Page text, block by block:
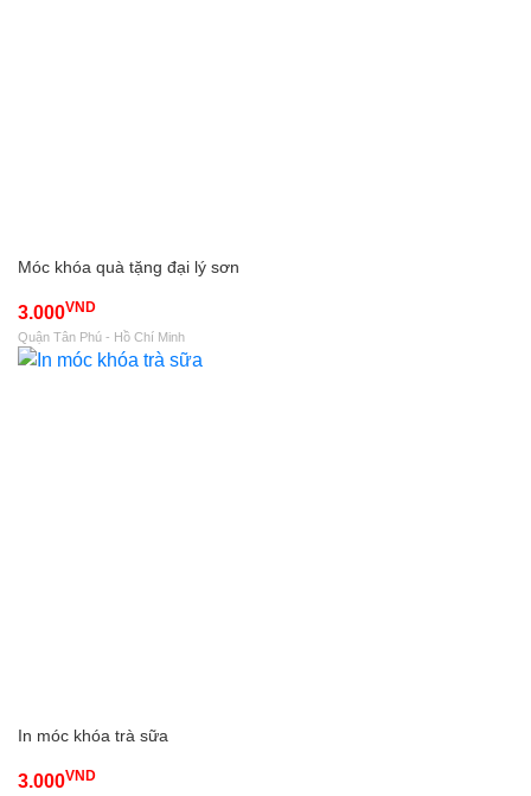
Móc khóa quà tặng đại lý sơn
3.000VND
Quận Tân Phú - Hồ Chí Minh
In móc khóa trà sữa
3.000VND